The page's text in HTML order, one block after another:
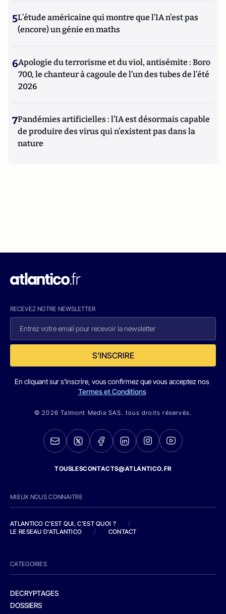
5L’étude américaine qui montre que l’IA n’est pas
(encore) un génie en maths
6Apologie du terrorisme et du viol, antisémite : Boro
700, le chanteur à cagoule de l’un des tubes de l’été
2026
7Pandémies artificielles : l’IA est désormais capable
de produire des virus qui n’existent pas dans la
nature
RECEVEZ NOTRE NEWSLETTER
S'INSCRIRE
En cliquant sur s'inscrire, vous confirmez que vous acceptez nos
Termes et Conditions
© 2026 Talmont Media SAS. tous droits réservés.
TOUSLESCONTACTS@ATLANTICO.FR
MIEUX NOUS CONNAITRE
ATLANTICO C'EST QUI, C'EST QUOI ?
/
LE RESEAU D'ATLANTICO
/ CONTACT
CATEGORIES
DECRYPTAGES
DOSSIERS